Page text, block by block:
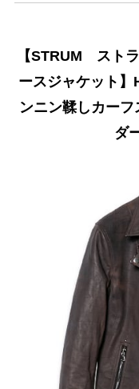
【STRUM スト
ースジャケット】
ンニン鞣しカー
ダ